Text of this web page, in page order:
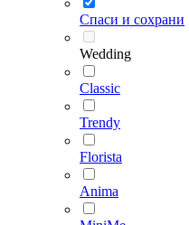
Спаси и сохрани
Wedding
Classic
Trendy
Florista
Anima